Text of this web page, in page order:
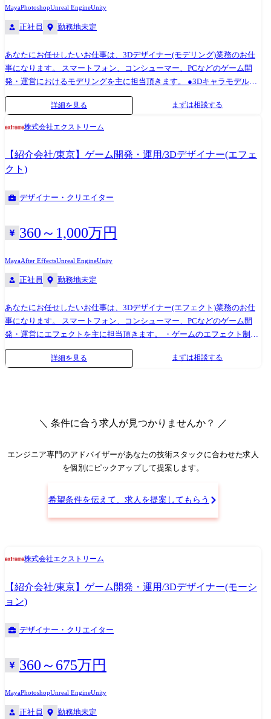
MayaPhotoshopUnreal EngineUnity
正社員 勤務地未定
あなたにお任せしたいお仕事は、3Dデザイナー(モデリング)業務のお仕
事になります。 スマートフォン、コンシューマー、PCなどのゲーム開
発・運営におけるモデリングを主に担当頂きます。 ●3Dキャラモデルの
作成 ●3Dキャラセットアップ ●外部委託データのスケジュール、クオリ
ティ管理・外部もしくは他セクションとの折衝 ●その他付随する業務 ※
ーム業界を牽引するトップ企業と安定的な取引を行っております。プロ
ダクションカンパニーの一員として様々なクライアントのプロジェクト
に参画して頂き、1つの会社だけでは実現できない多彩なスキルやノウハ
詳細を見る まずは相談する
株式会社エクストリーム
【紹介会社/東京】ゲーム開発・運用/3Dデザイナー(エフェ
クト)
デザイナー・クリエイター
360～1,000万円
MayaAfter EffectsUnreal EngineUnity
正社員 勤務地未定
あなたにお任せしたいお仕事は、3Dデザイナー(エフェクト)業務のお仕
事になります。 スマートフォン、コンシューマー、PCなどのゲーム開
発・運営にエフェクトを主に担当頂きます。 ・ゲームのエフェクト制作
└攻撃(打撃、斬撃、突撃など) └バフ、デバフ(強化、弱体など) └
状態異常(毒、混乱など) └背景(吹雪、火山など) └演出(必殺技、勝
ループ、コナミなど、ゲーム業界を牽引するトップ企業と安定的な取引
イアントのプロジェクトに参画して頂き、1つの会社だけでは実現できな
い多彩なスキルやノウハウを身に付けることが可能です!
詳細を見る まずは相談する
＼ 条件に合う求人が見つかりませんか？ ／
エンジニア専門のアドバイザーがあなたの技術スタックに合わせた求人
を個別にピックアップして提案します。
希望条件を伝えて、求人を提案してもらう
株式会社エクストリーム
【紹介会社/東京】ゲーム開発・運用/3Dデザイナー(モーシ
ョン)
デザイナー・クリエイター
360～675万円
MayaPhotoshopUnreal EngineUnity
正社員 勤務地未定